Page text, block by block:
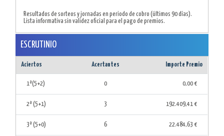
Resultados de sorteos y jornadas en periodo de cobro (últimos 90 días).
Lista informativa sin validez oficial para el pago de premios.
ESCRUTINIO
Aciertos Acertantes Importe Premio
1ª(5+2) 0 0,00 €
2ª (5+1) 3 192.409,41 €
3ª (5+0) 6 22.484,63 €